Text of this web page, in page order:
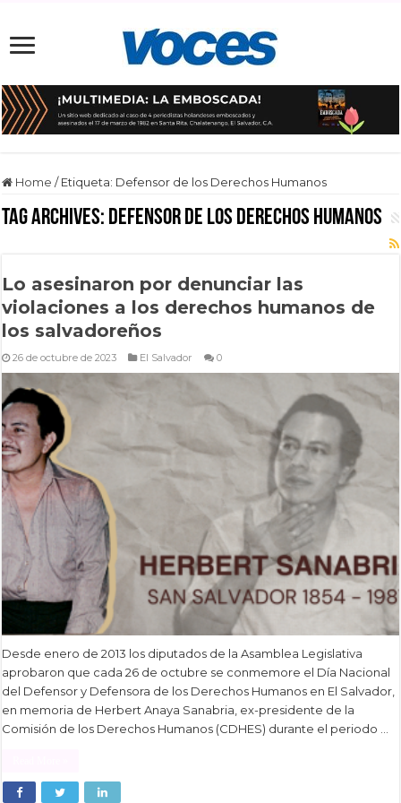
Home / Etiqueta: Defensor de los Derechos Humanos
Tag Archives: Defensor de los Derechos Humanos
Lo asesinaron por denunciar las
violaciones a los derechos humanos de
los salvadoreños
26 de octubre de 2023 El Salvador 0
Desde enero de 2013 los diputados de la Asamblea Legislativa
aprobaron que cada 26 de octubre se conmemore el Día Nacional
del Defensor y Defensora de los Derechos Humanos en El Salvador,
en memoria de Herbert Anaya Sanabria, ex-presidente de la
Comisión de los Derechos Humanos (CDHES) durante el periodo …